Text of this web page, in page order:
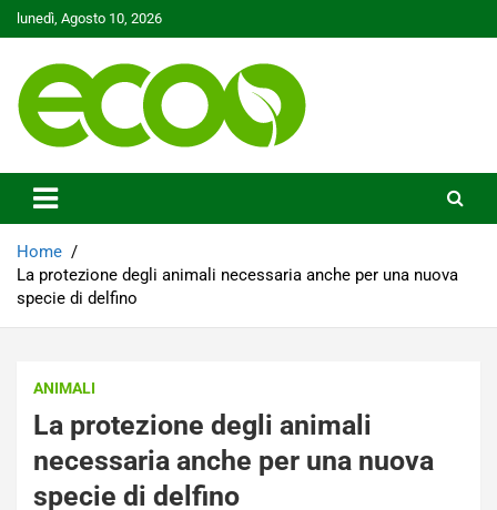
Skip
to
lunedì, Agosto 10, 2026
Ecoo.it
Home
La protezione degli animali necessaria anche per una nuova
specie di delfino
ANIMALI
La protezione degli animali
necessaria anche per una nuova
specie di delfino